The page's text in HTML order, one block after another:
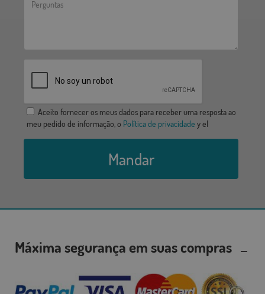
Aceito fornecer os meus dados para receber uma resposta ao
meu pedido de informação, o Política de privacidade y el
Mandar
Máxima segurança em suas compras